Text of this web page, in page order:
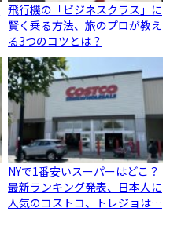
飛行機の「ビジネスクラス」に
賢く乗る方法、旅のプロが教え
る3つのコツとは？
NYで1番安いスーパーはどこ？
最新ランキング発表、日本人に
人気のコストコ、トレジョは…